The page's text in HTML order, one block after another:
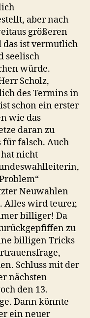
aber nach
größeren
das ist vermutlich
seelisch
würde.
Scholz,
des Termins in
schon ein erster
wie das
daran zu
falsch. Auch
nicht
Neuwahlen
Alles wird teurer,
billiger! Da
zu
billigen Tricks
Schluss mit der
nächsten
den 13.
Dann könnte
ein neuer